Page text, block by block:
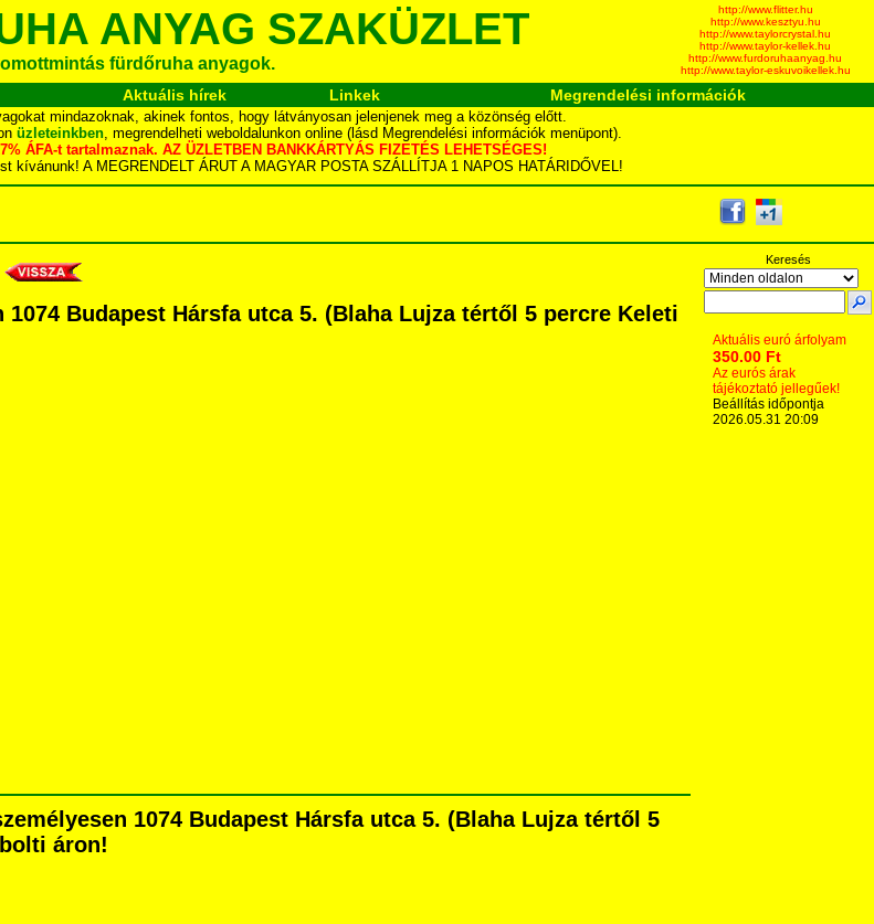
ANYAG SZAKÜZLET
fürdőruha anyagok.
http://www.flitter.hu
http://www.kesztyu.hu
http://www.taylorcrystal.hu
http://www.taylor-kellek.hu
http://www.furdoruhaanyag.hu
http://www.taylor-eskuvoikellek.hu
Aktuális hírek Linkek Megrendelési információk
mindazoknak, akinek fontos, hogy látványosan jelenjenek meg a közönség előtt.
üzleteinkben, megrendelheti weboldalunkon online (lásd Megrendelési információk menüpont).
ÁFA-t tartalmaznak. AZ ÜZLETBEN BANKKÁRTYÁS FIZETÉS LEHETSÉGES!
kívánunk! A MEGRENDELT ÁRUT A MAGYAR POSTA SZÁLLÍTJA 1 NAPOS HATÁRIDŐVEL!
Budapest Hársfa utca 5. (Blaha Lujza tértől 5 percre Keleti
1074 Budapest Hársfa utca 5. (Blaha Lujza tértől 5
áron!
Keresés
Aktuális euró árfolyam
350.00 Ft
Az eurós árak
tájékoztató jellegűek!
Beállítás időpontja
2026.05.31 20:09